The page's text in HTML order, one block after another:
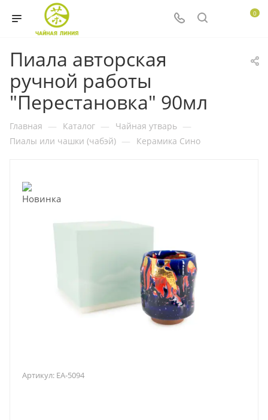
0
Пиала авторская
ручной работы
"Перестановка" 90мл
Главная — Каталог — Чайная утварь —
Пиалы или чашки (чабэй) — Керамика Сино
Артикул: EA-5094